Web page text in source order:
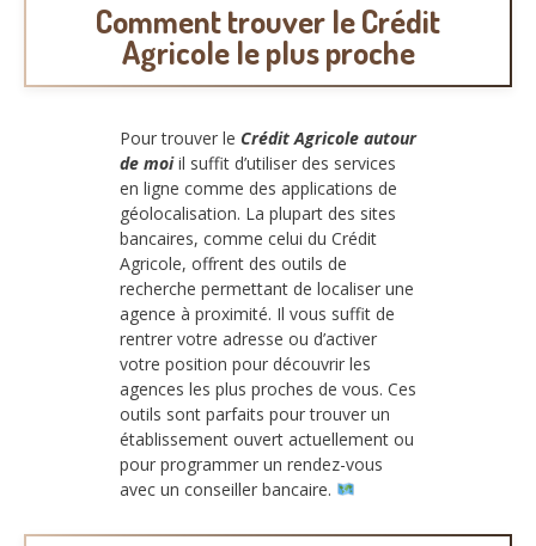
Comment trouver le Crédit
Agricole le plus proche
Pour trouver le Crédit Agricole autour
de moiil suffit d’utiliser des services
en ligne comme des applications de
géolocalisation. La plupart des sites
bancaires, comme celui du Crédit
Agricole, offrent des outils de
recherche permettant de localiser une
agence à proximité. Il vous suffit de
rentrer votre adresse ou d’activer
votre position pour découvrir les
agences les plus proches de vous. Ces
outils sont parfaits pour trouver un
établissement ouvert actuellement ou
pour programmer un rendez-vous
avec un conseiller bancaire.